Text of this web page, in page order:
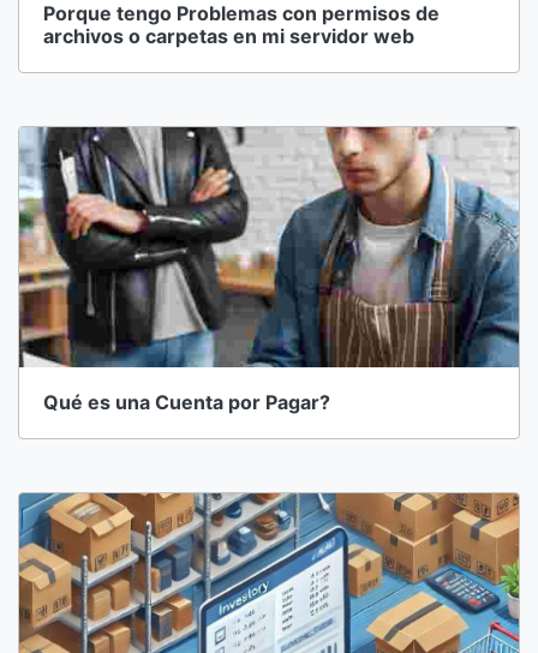
Porque tengo Problemas con permisos de
archivos o carpetas en mi servidor web
Qué es una Cuenta por Pagar?